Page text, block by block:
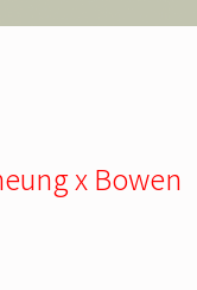
x Bowen